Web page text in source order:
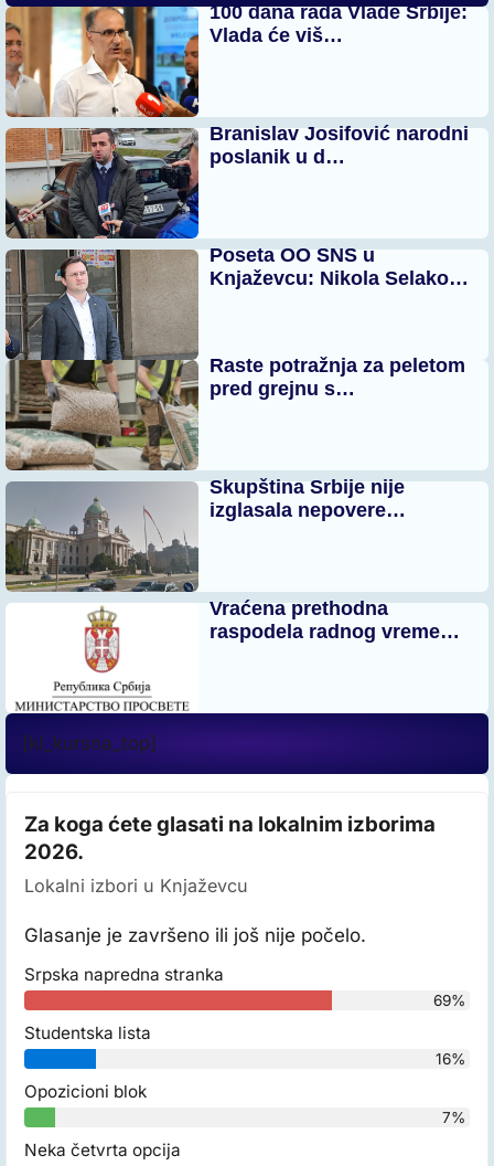
100 dana rada Vlade Srbije:
Vlada će viš…
Branislav Josifović narodni
poslanik u d…
Poseta OO SNS u
Knjaževcu: Nikola Selako…
Raste potražnja za peletom
pred grejnu s…
Skupština Srbije nije
izglasala nepovere…
Vraćena prethodna
raspodela radnog vreme…
[kl_kursna_top]
Za koga ćete glasati na lokalnim izborima
2026.
Lokalni izbori u Knjaževcu
Glasanje je završeno ili još nije počelo.
Srpska napredna stranka
69%
Studentska lista
16%
Opozicioni blok
7%
Neka četvrta opcija